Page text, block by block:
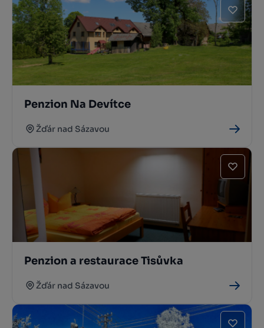
Penzion Na Devítce
Žďár nad Sázavou
Penzion a restaurace Tisůvka
Žďár nad Sázavou